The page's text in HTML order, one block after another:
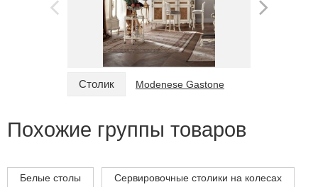
Столик Modenese Gastone
Похожие группы товаров
Белые столы Сервировочные столики на колесах